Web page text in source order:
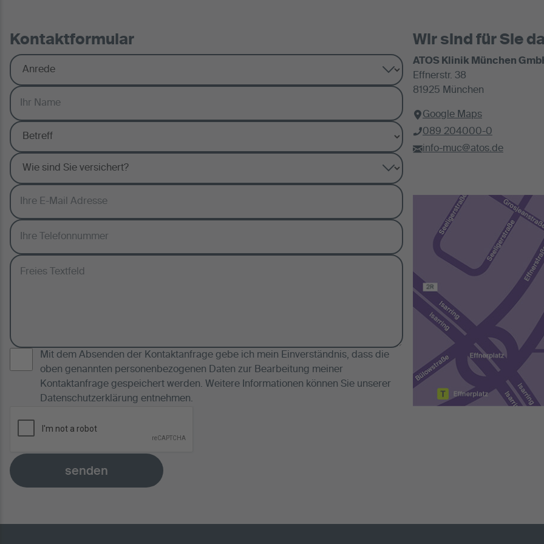
Kontaktformular
Mit dem Absenden der Kontaktanfrage gebe ich mein Einverständnis, dass die
oben genannten personenbezogenen Daten zur Bearbeitung meiner
Kontaktanfrage gespeichert werden. Weitere Informationen können Sie unserer
Datenschutzerklärung entnehmen.
senden
Wir sind für Sie
ATOS Klinik München
Effnerstr. 38
81925 München
Google Maps
089 204000-0
info-muc@atos.de